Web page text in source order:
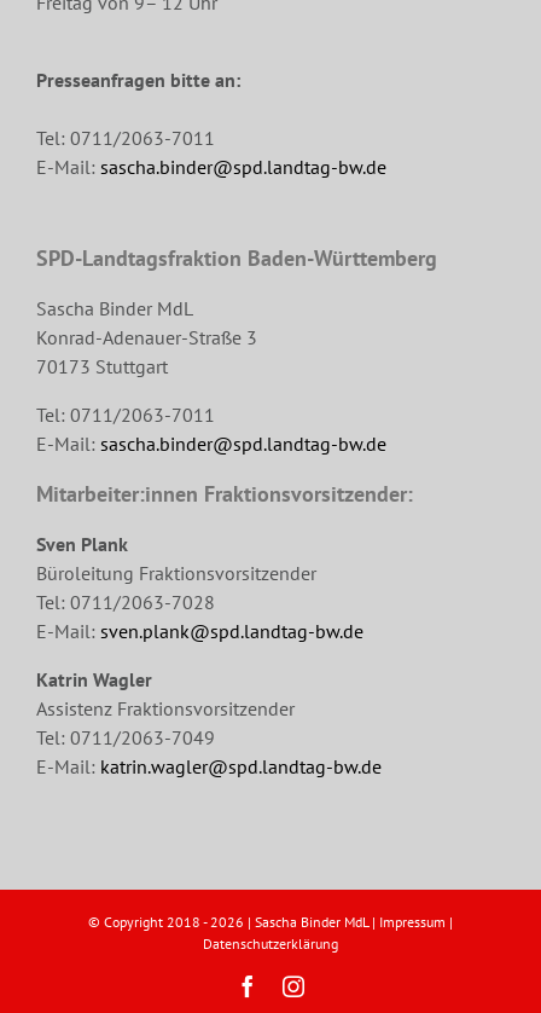
Presseanfragen bitte an:
Tel: 0711/2063-7011
E-Mail: sascha.binder@spd.landtag-bw.de
SPD-Landtagsfraktion Baden-Württemberg
Sascha Binder MdL
Konrad-Adenauer-Straße 3
70173 Stuttgart
Tel: 0711/2063-7011
E-Mail: sascha.binder@spd.landtag-bw.de
Mitarbeiter:innen Fraktionsvorsitzender:
Sven Plank
Büroleitung Fraktionsvorsitzender
Tel: 0711/2063-7028
E-Mail: sven.plank@spd.landtag-bw.de
Katrin Wagler
Assistenz Fraktionsvorsitzender
Tel: 0711/2063-7049
E-Mail: katrin.wagler@spd.landtag-bw.de
© Copyright 2018 - 2026 | Sascha Binder MdL | Impressum |
Datenschutzerklärung
FacebookInstagram